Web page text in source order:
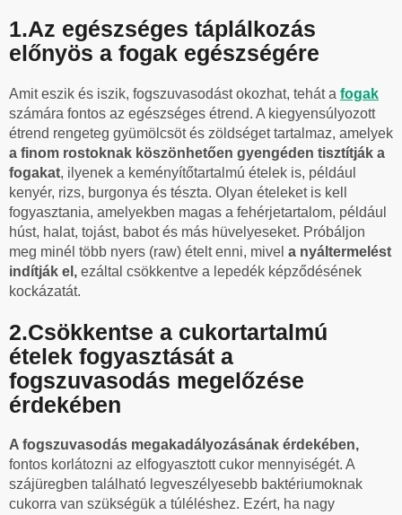
1.Az egészséges táplálkozás
előnyös a fogak egészségére
Amit eszik és iszik, fogszuvasodást okozhat, tehát a fogak
számára fontos az egészséges étrend. A kiegyensúlyozott
étrend rengeteg gyümölcsöt és zöldséget tartalmaz, amelyek
a finom rostoknak köszönhetően gyengéden tisztítják a
fogakat, ilyenek a keményítőtartalmú ételek is, például
kenyér, rizs, burgonya és tészta. Olyan ételeket is kell
fogyasztania, amelyekben magas a fehérjetartalom, például
húst, halat, tojást, babot és más hüvelyeseket. Próbáljon
meg minél több nyers (raw) ételt enni, mivel a nyáltermelést
indítják el, ezáltal csökkentve a lepedék képződésének
kockázatát.
2.Csökkentse a cukortartalmú
ételek fogyasztását a
fogszuvasodás megelőzése
érdekében
A fogszuvasodás megakadályozásának érdekében,
fontos korlátozni az elfogyasztott cukor mennyiségét. A
szájüregben található legveszélyesebb baktériumoknak
cukorra van szükségük a túléléshez. Ezért, ha nagy